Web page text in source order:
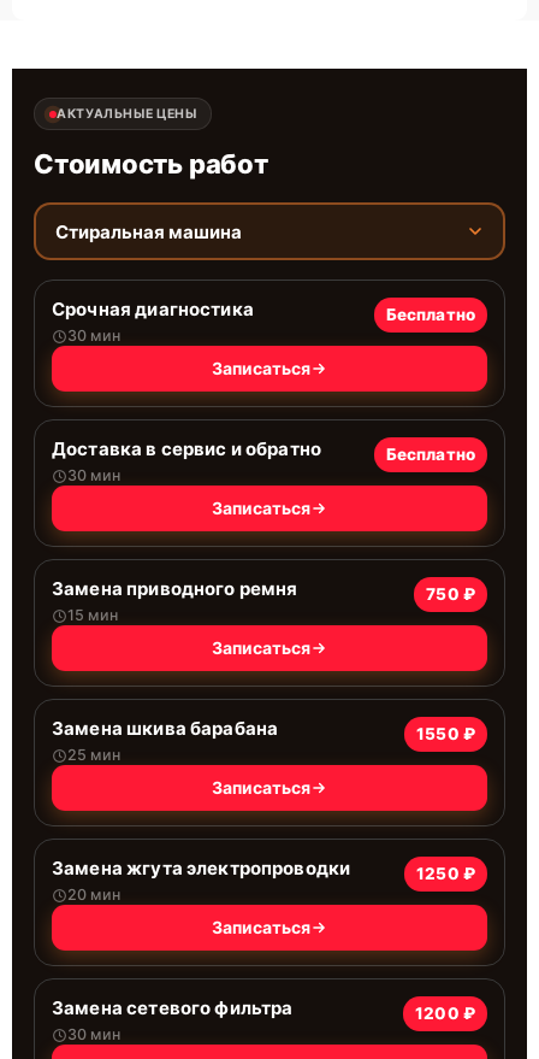
АКТУАЛЬНЫЕ ЦЕНЫ
Стоимость работ
Стиральная машина
Срочная диагностика
30 мин
Бесплатно
Записаться
Доставка в сервис и обратно
30 мин
Бесплатно
Записаться
Замена приводного ремня
15 мин
750 ₽
Записаться
Замена шкива барабана
25 мин
1550 ₽
Записаться
Замена жгута электропроводки
20 мин
1250 ₽
Записаться
Замена сетевого фильтра
30 мин
1200 ₽